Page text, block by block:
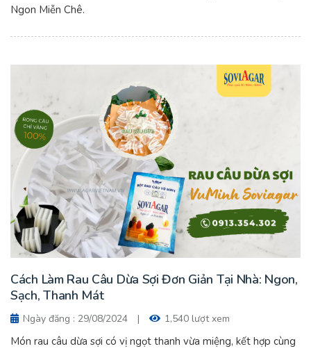
Ngon Miễn Chê.
Cách Làm Rau Câu Dừa Sợi Đơn Giản Tại Nhà: Ngon,
Sạch, Thanh Mát
Ngày đăng : 29/08/2024 | 1,540 lượt xem
Món rau câu dừa sợi có vị ngọt thanh vừa miệng, kết hợp cùng